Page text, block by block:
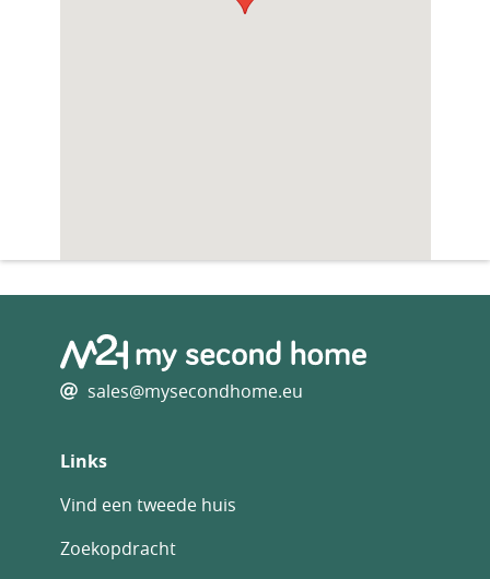
sales@mysecondhome.eu
Links
Vind een tweede huis
Zoekopdracht